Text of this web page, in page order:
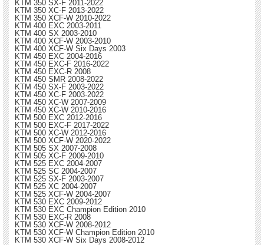
KTM 350 SX-F 2011-2022
KTM 350 XC-F 2013-2022
KTM 350 XCF-W 2010-2022
KTM 400 EXC 2003-2011
KTM 400 SX 2003-2010
KTM 400 XCF-W 2003-2010
KTM 400 XCF-W Six Days 2003
KTM 450 EXC 2004-2016
KTM 450 EXC-F 2016-2022
KTM 450 EXC-R 2008
KTM 450 SMR 2008-2022
KTM 450 SX-F 2003-2022
KTM 450 XC-F 2003-2022
KTM 450 XC-W 2007-2009
KTM 450 XC-W 2010-2016
KTM 500 EXC 2012-2016
KTM 500 EXC-F 2017-2022
KTM 500 XC-W 2012-2016
KTM 500 XCF-W 2020-2022
KTM 505 SX 2007-2008
KTM 505 XC-F 2009-2010
KTM 525 EXC 2004-2007
KTM 525 SC 2004-2007
KTM 525 SX-F 2003-2007
KTM 525 XC 2004-2007
KTM 525 XCF-W 2004-2007
KTM 530 EXC 2009-2012
KTM 530 EXC Champion Edition 2010
KTM 530 EXC-R 2008
KTM 530 XCF-W 2008-2012
KTM 530 XCF-W Champion Edition 2010
KTM 530 XCF-W Six Days 2008-2012